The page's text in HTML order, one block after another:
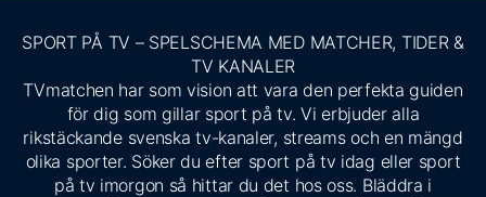
SPORT PÅ TV – SPELSCHEMA MED MATCHER, TIDER &
TV KANALER
TVmatchen har som vision att vara den perfekta guiden
för dig som gillar sport på tv. Vi erbjuder alla
rikstäckande svenska tv-kanaler, streams och en mängd
olika sporter. Söker du efter sport på tv idag eller sport
på tv imorgon så hittar du det hos oss. Bläddra i